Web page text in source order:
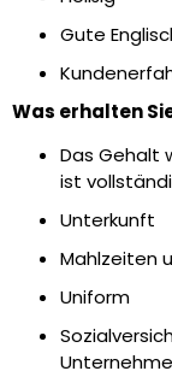
Gute
Was erhalten
Das Gehalt
ist
Unterkunft
Mahlzeiten
Uniform